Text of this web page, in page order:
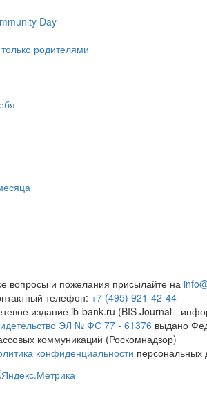
Day
родителями
вопросы и пожелания присылайте на
телефон: +7 (495) 921-42-44
издание ib-bank.ru (BIS Journal -
ЭЛ № ФС 77 - 61376 выдано
коммуникаций (Роскомнадзор)
конфиденциальности персональных